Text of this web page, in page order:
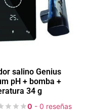
salino Genius
pH + bomba +
34 g
0 - 0 reseñas